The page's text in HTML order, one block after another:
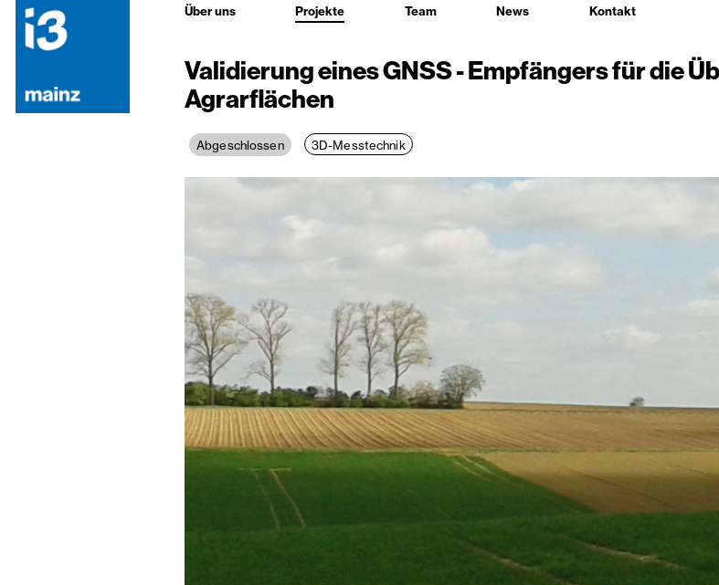
Über uns Projekte Team News Kontakt
Validierung eines GNSS - Empfängers für die
Agrarflächen
Abgeschlossen 3D-Messtechnik